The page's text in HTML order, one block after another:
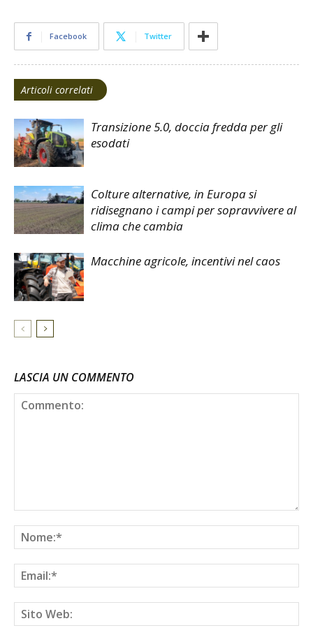
Facebook Twitter
Articoli correlati
Transizione 5.0, doccia fredda per gli
esodati
Colture alternative, in Europa si
ridisegnano i campi per sopravvivere al
clima che cambia
Macchine agricole, incentivi nel caos
LASCIA UN COMMENTO